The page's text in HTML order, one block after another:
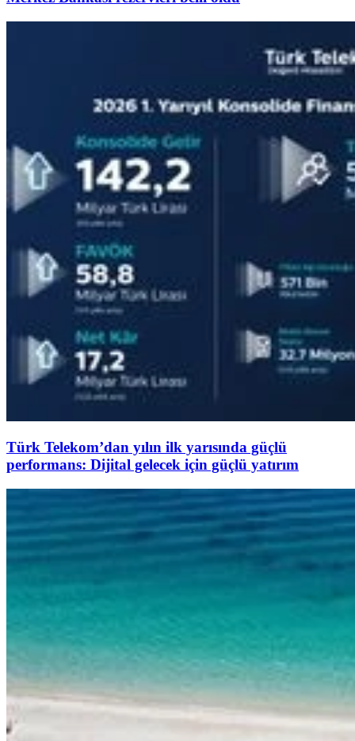
Türk Telekom’dan yılın ilk yarısında güçlü
performans: Dijital gelecek için güçlü yatırım